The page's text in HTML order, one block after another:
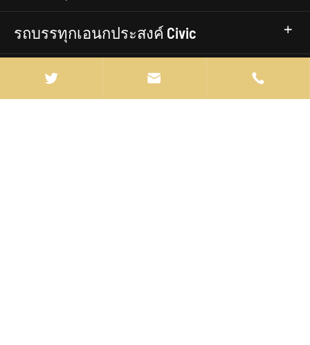
รถบรรทุกเอนกประสงค์ Civic
แบรนด์รถบรรทุก  